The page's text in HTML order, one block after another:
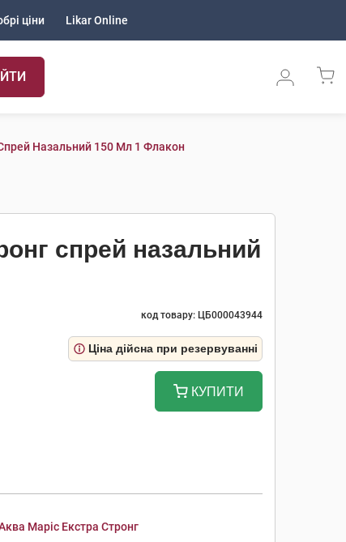
ціни Likar Online
Назальний 150 Мл 1 Флакон
спрей назальний
код товару: ЦБ000043944
Ціна дійсна при резервуванні
КУПИТИ
Маріс Екстра Стронг